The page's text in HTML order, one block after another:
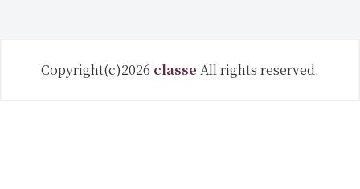
Copyright(c)2026 classe All rights reserved.